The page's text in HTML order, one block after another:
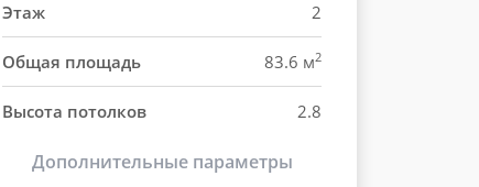
Этаж 2
Общая площадь 83.6 м2
Высота потолков 2.8
Дополнительные параметры